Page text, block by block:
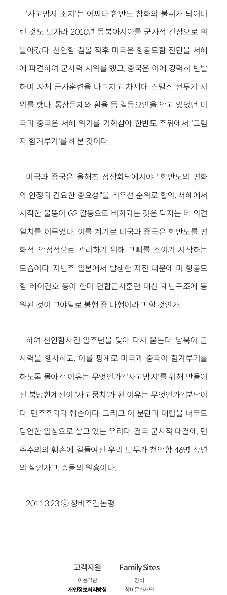
'사고방지 조치'는 어쩌다 한반도 참화의 불씨가 되어버
린 것도 모자라 2010년 동북아시아를 군사적 긴장으로 휘
몰아갔다. 천안함 침몰 직후 미국은 항공모함 전단을 서해
에 파견하여 군사력 시위를 했고, 중국은 이에 강력히 반발
하며 자체 군사훈련을 다그치고 차세대 스텔스 전투기 시
위를 했다. 통상문제와 환율 등 갈등요인을 안고 있었던 미
국과 중국은 서해 위기를 기회삼아 한반도 주위에서 '그림
자 힘겨루기'를 해본 것이다.
미국과 중국은 올해초 정상회담에서야 "한반도의 평화
와 안정의 긴요한 중요성"을 최우선 순위로 합의, 서해에서
시작한 불똥이 G2 갈등으로 비화되는 것은 막자는 데 의견
일치를 이루었다. 이를 계기로 미국과 중국은 한반도를 평
화적·안정적으로 관리하기 위해 고삐를 조이기 시작하는
모습이다. 지난주 일본에서 발생한 지진 때문에 미 항공모
함 레이건호 등이 한미 연합군사훈련 대신 재난구조에 동
원된 것이 그야말로 불행 중 다행이라고 할 것인가.
하여 천안함사건 일주년을 맞아 다시 묻는다. 남북이 군
사력을 행사하고, 이를 핑계로 미국과 중국이 힘겨루기를
하도록 몰아간 이유는 무엇인가? '사고방지'를 위해 만들어
진 북방한계선이 '사고뭉치'가 된 이유는 무엇인가? 분단이
다. 민주주의의 훼손이다. 그리고 이 분단과 대립을 너무도
당연한 일상으로 살고 있는 우리다. 결국 군사적 대결에, 민
주주의의 훼손에 길들여진 우리 모두가 천안함 46명 장병
의 살인자고, 충돌의 원흉이다.
2011.3.23 ⓒ 창비주간논평
고객지원
이용약관
개인정보처리방침
Family Sites
창비
창비문화재단